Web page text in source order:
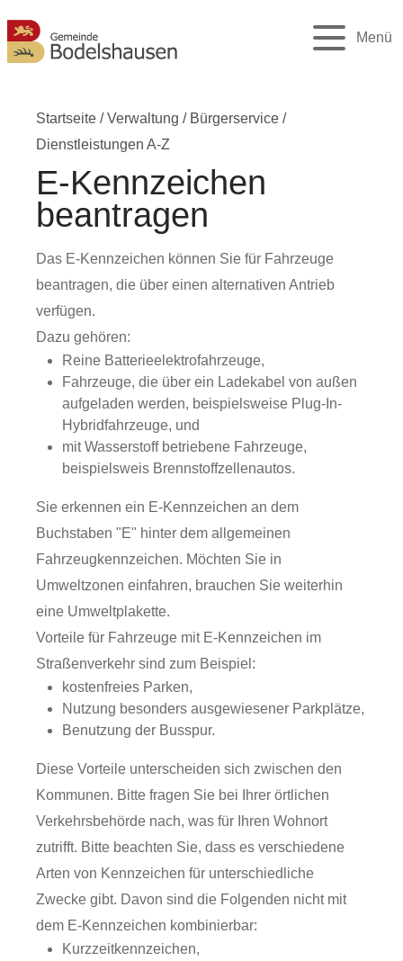
Menü
Startseite /Verwaltung / Bürgerservice /
Dienstleistungen A-Z
E-Kennzeichen
beantragen
Das E-Kennzeichen können Sie für Fahrzeuge
beantragen, die über einen alternativen Antrieb
verfügen.
Dazu gehören:
Reine Batterieelektrofahrzeuge,
Fahrzeuge, die über ein Ladekabel von außen
aufgeladen werden, beispielsweise Plug-In-
Hybridfahrzeuge, und
mit Wasserstoff betriebene Fahrzeuge,
beispielsweis Brennstoffzellenautos.
Sie erkennen ein E-Kennzeichen an dem
Buchstaben "E" hinter dem allgemeinen
Fahrzeugkennzeichen. Möchten Sie in
Umweltzonen einfahren, brauchen Sie weiterhin
eine Umweltplakette.
Vorteile für Fahrzeuge mit E-Kennzeichen im
Straßenverkehr sind zum Beispiel:
kostenfreies Parken,
Nutzung besonders ausgewiesener Parkplätze,
Benutzung der Busspur.
Diese Vorteile unterscheiden sich zwischen den
Kommunen. Bitte fragen Sie bei Ihrer örtlichen
Verkehrsbehörde nach, was für Ihren Wohnort
zutrifft. Bitte beachten Sie, dass es verschiedene
Arten von Kennzeichen für unterschiedliche
Zwecke gibt. Davon sind die Folgenden nicht mit
dem E-Kennzeichen kombinierbar:
Kurzzeitkennzeichen,